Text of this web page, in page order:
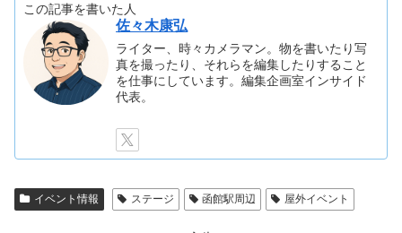
この記事を書いた人
佐々木康弘
ライター、時々カメラマン。物を書いたり写
真を撮ったり、それらを編集したりすること
を仕事にしています。編集企画室インサイド
代表。
イベント情報 ステージ 函館駅周辺 屋外イベント